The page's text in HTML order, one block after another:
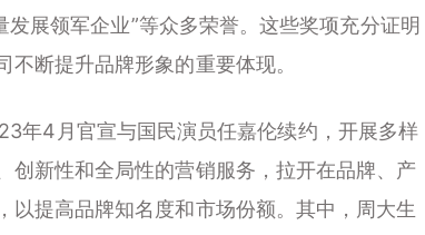
展领军企业”等众多荣誉。这些奖项充分证明
断提升品牌形象的重要体现。
4月官宣与国民演员任嘉伦续约，开展多样
创新性和全局性的营销服务，拉开在品牌、产
提高品牌知名度和市场份额。其中，周大生